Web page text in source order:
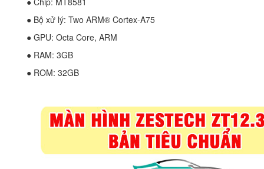
● Bộ xử lý: Two ARM® Cortex-A75
● GPU: Octa Core, ARM
● RAM: 3GB
● ROM: 32GB